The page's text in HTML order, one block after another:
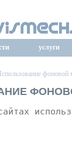
услуги
фоновой